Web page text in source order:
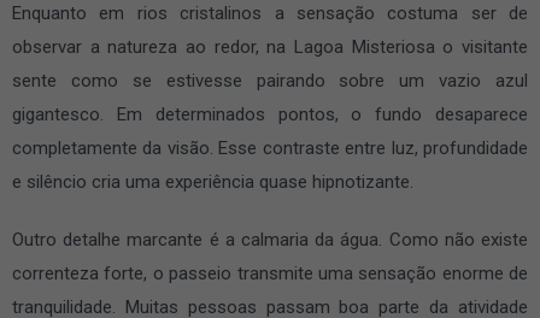
Enquanto em rios cristalinos a sensação costuma ser de
observar a natureza ao redor, na Lagoa Misteriosa o visitante
sente como se estivesse pairando sobre um vazio azul
gigantesco. Em determinados pontos, o fundo desaparece
completamente da visão. Esse contraste entre luz, profundidade
e silêncio cria uma experiência quase hipnotizante.
Outro detalhe marcante é a calmaria da água. Como não existe
correnteza forte, o passeio transmite uma sensação enorme de
tranquilidade. Muitas pessoas passam boa parte da atividade